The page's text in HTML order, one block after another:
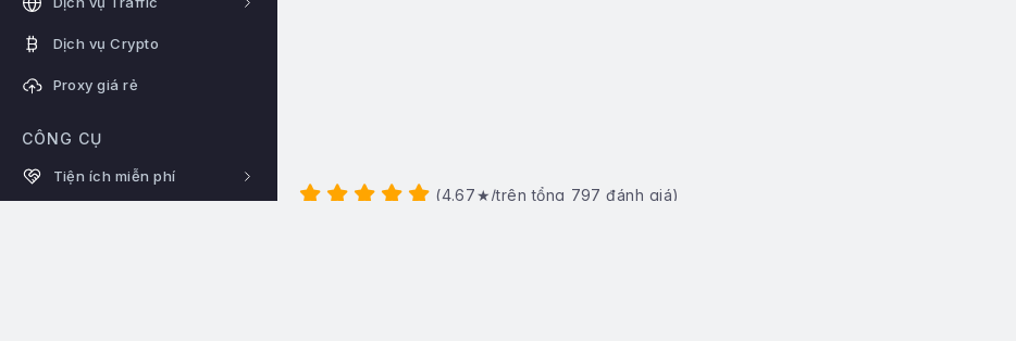
Dịch vụ Crypto
Proxy giá rẻ
CÔNG CỤ
Tiện ích miễn phí
(4.67★/trên tổng 797 đánh giá)